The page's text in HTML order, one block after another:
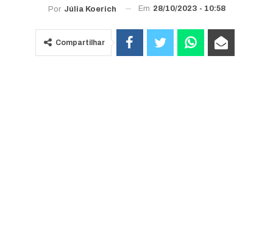
Por Júlia Koerich Em 28/10/2023 - 10:58
Compartilhar